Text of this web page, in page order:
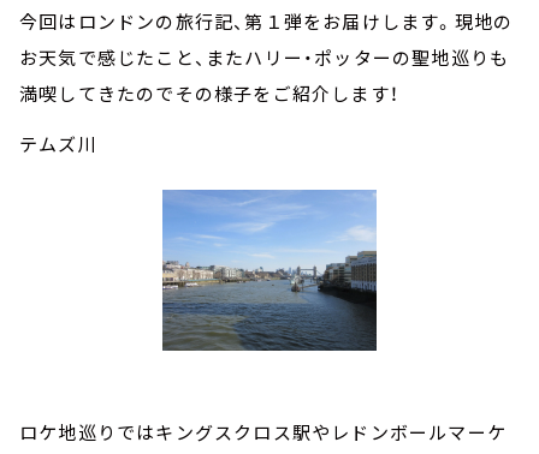
今回はロンドンの旅行記、第１弾をお届けします。現地の
お天気で感じたこと、またハリー・ポッターの聖地巡りも
満喫してきたのでその様子をご紹介します！
テムズ川
ロケ地巡りではキングスクロス駅やレドンボールマーケ